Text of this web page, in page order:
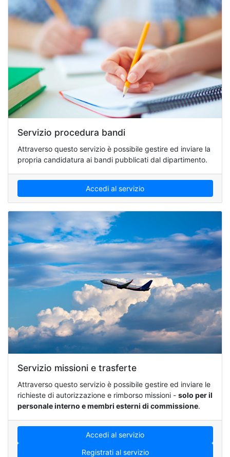
Servizio procedura bandi
Attraverso questo servizio è possibile gestire ed inviare la
propria candidatura ai bandi pubblicati dal dipartimento.
Accedi al servizio
Servizio missioni e trasferte
Attraverso questo servizio è possibile gestire ed inviare le
richieste di autorizzazione e rimborso missioni - solo per il
personale interno e membri esterni di commissione.
Accedi al servizio
Registrati al servizio